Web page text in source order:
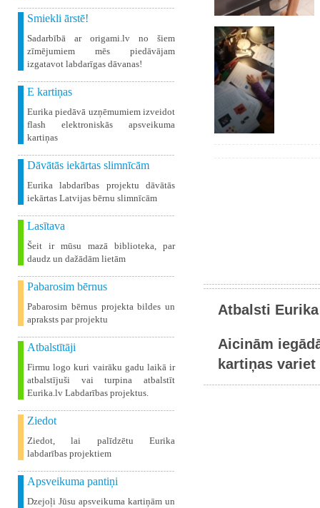
Smiekli ārstē!
Sadarbībā ar origami.lv no šiem
zīmējumiem mēs piedāvājam
izgatavot labdarīgas dāvanas!
E kartiņas
Eurika piedāvā uzņēmumiem izveidot
flash elektroniskās apsveikuma
kartiņas
Dāvātās iekārtas slimnīcām
Eurika labdarības projektu dāvātās
iekārtas Latvijas bērnu slimnīcām
Lasītava
Šeit ir mūsu mazā biblioteka, par
daudz un dažādām lietām
Pabarosim bērnus
Pabarosim bērnus projekta bildes un
apraksts par projektu
Atbalstītāji
Firmu logo kuri vairāku gadu laikā ir
atbalstījuši vai turpina atbalstīt
Eurika.lv Labdarības projektus.
Ziedot
Ziedot, lai palīdzētu Eurika
labdarības projektiem
Apsveikuma pantiņi
Dzejoļi Jūsu apsveikuma kartiņām un
Atbalsti
Aicinām
kartiņas variet